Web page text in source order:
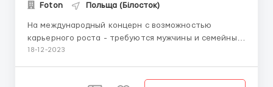
Foton Польща (Білосток)
На международный концерн с возможностью
карьерного роста - требуются мужчины и семейные
пары. Зарплата - 4500 - 6700 злотых в месяц нетто.
18-12-2023